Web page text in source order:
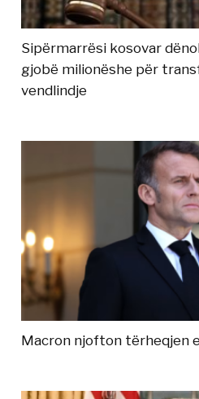
Sipërmarrësi kosovar
gjobë milionëshe për
vendlindje
Macron njofton tërheqjen